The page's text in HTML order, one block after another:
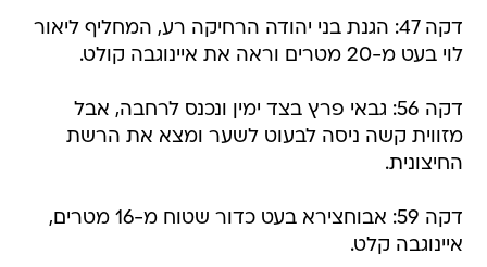
דקה 47: הגנת בני יהודה הרחיקה רע, המחליף ליאור
לוי בעט מ-20 מטרים וראה את איינוגבה קולט.
דקה 56: גבאי פרץ בצד ימין ונכנס לרחבה, אבל
מזווית קשה ניסה לבעוט לשער ומצא את הרשת
החיצונית.
דקה 59: אבוחצירא בעט כדור שטוח מ-16 מטרים,
איינוגבה קלט.